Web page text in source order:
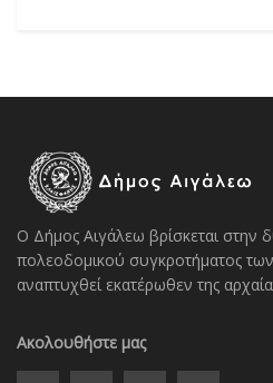
Ο Δήμος Αιγάλεω βρίσκεται στην
πολεοδομικού συγκροτήματος
αναπτυχθεί εκατέρωθεν της
Ακολουθήστε μας